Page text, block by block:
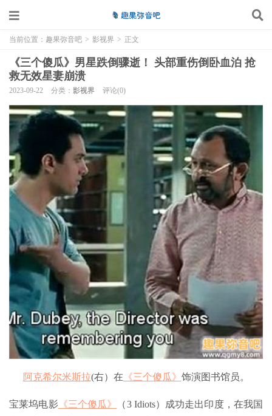
当前位置： 趣果弥音吧 > 影视界 > 正文
《三个傻瓜》男星跌倒骤逝！ 头部重伤倒卧血泊 抢
救无效星妻崩溃
2023-09-22 分类： 影视界 评论(0)
阿克希尔米斯拉(右）在 《三个傻瓜》 饰演图书馆员。
宝莱坞电影 《三个傻瓜》
（3 Idiots）成功走出印度，在我国